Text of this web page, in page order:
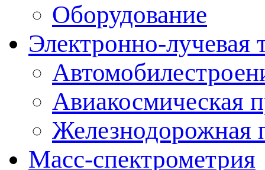
Оборудование
Электронно-лучевая
Авиакосмическая
Железнодорожная
Масс-спектрометрия